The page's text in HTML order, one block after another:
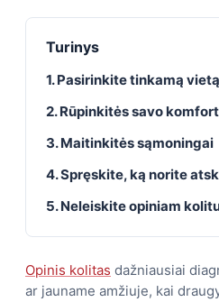
Turinys
1. Pasirinkite tinkamą vietą
2. Rūpinkitės savo
3. Maitinkitės sąmoningai
4. Spręskite, ką norite
5. Neleiskite opiniam
Opinis kolitas dažniausiai
ar jauname amžiuje, kai